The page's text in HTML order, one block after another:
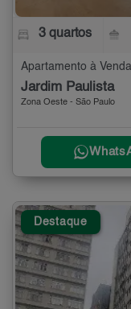
3 quartos
Jardim Paulista
Zona Oeste - São Paulo
Destaque